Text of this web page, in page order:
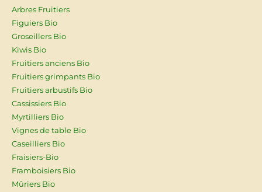
Arbres Fruitiers
Figuiers Bio
Groseillers Bio
Kiwis Bio
Fruitiers anciens Bio
Fruitiers grimpants Bio
Fruitiers arbustifs Bio
Cassissiers Bio
Myrtilliers Bio
Vignes de table Bio
Caseilliers Bio
Fraisiers-Bio
Framboisiers Bio
Mûriers Bio